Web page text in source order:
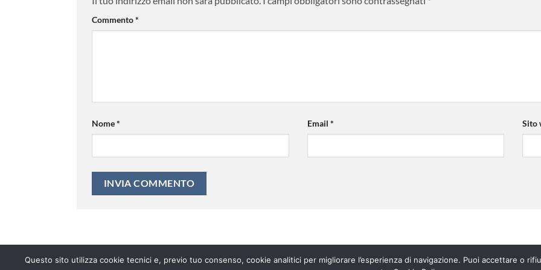
Commento*
Nome* Email * Sito
Questo sito utilizza cookie tecnici e, previo tuo consenso, cookie analitici per migliorare l’esperienza di navigazione. Puoi accettare o